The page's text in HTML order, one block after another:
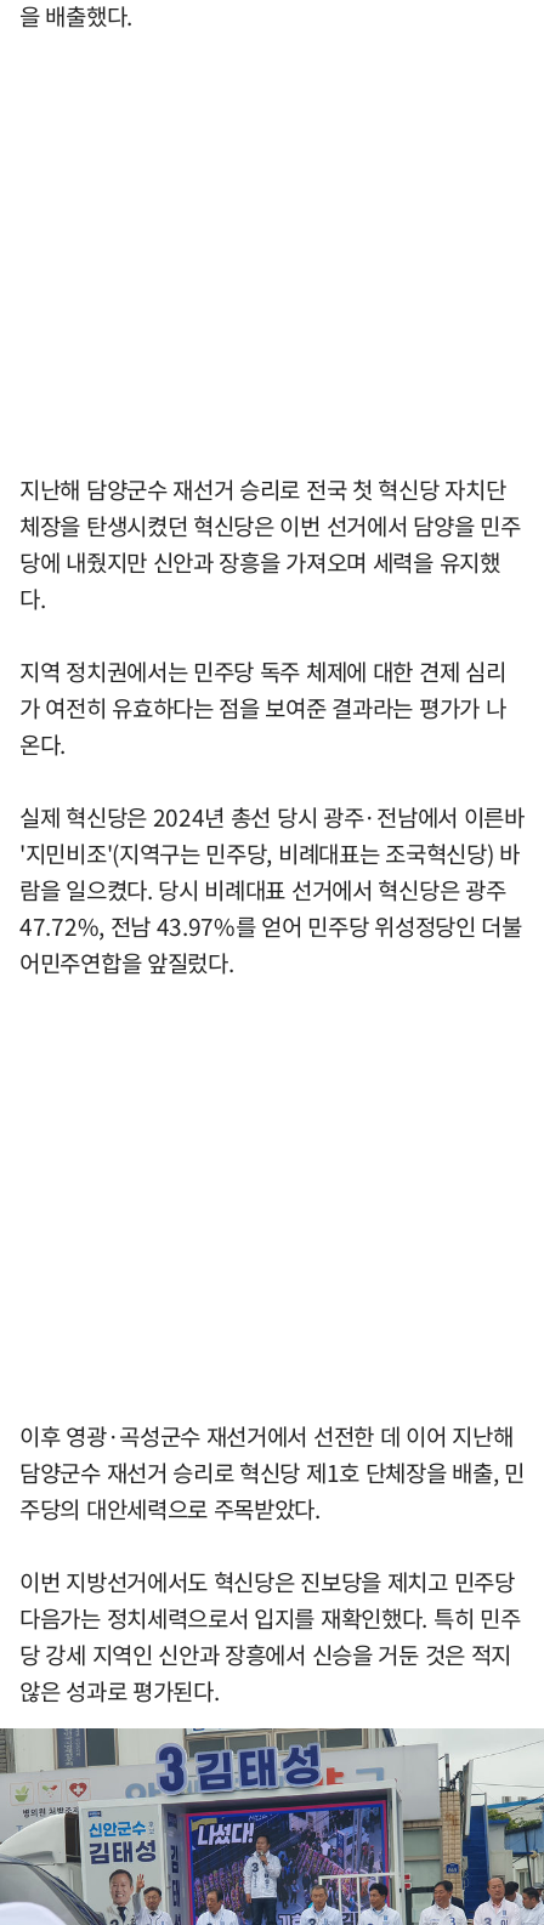
을 배출했다.
지난해 담양군수 재선거 승리로 전국 첫 혁신당 자치단
체장을 탄생시켰던 혁신당은 이번 선거에서 담양을 민주
당에 내줬지만 신안과 장흥을 가져오며 세력을 유지했
다.
지역 정치권에서는 민주당 독주 체제에 대한 견제 심리
가 여전히 유효하다는 점을 보여준 결과라는 평가가 나
온다.
실제 혁신당은 2024년 총선 당시 광주·전남에서 이른바
'지민비조'(지역구는 민주당, 비례대표는 조국혁신당) 바
람을 일으켰다. 당시 비례대표 선거에서 혁신당은 광주
47.72%, 전남 43.97%를 얻어 민주당 위성정당인 더불
어민주연합을 앞질렀다.
이후 영광·곡성군수 재선거에서 선전한 데 이어 지난해
담양군수 재선거 승리로 혁신당 제1호 단체장을 배출, 민
주당의 대안세력으로 주목받았다.
이번 지방선거에서도 혁신당은 진보당을 제치고 민주당
다음가는 정치세력으로서 입지를 재확인했다. 특히 민주
당 강세 지역인 신안과 장흥에서 신승을 거둔 것은 적지
않은 성과로 평가된다.